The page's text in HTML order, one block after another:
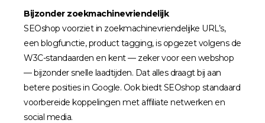
Bijzonder zoekmachinevriendelijk
SEOshop voorziet in zoekmachinevriendelijke URL’s,
een blogfunctie, product tagging, is opgezet volgens de
W3C-standaarden en kent — zeker voor een webshop
— bijzonder snelle laadtijden. Dat alles draagt bij aan
betere posities in Google. Ook biedt SEOshop standaard
voorbereide koppelingen met affiliate netwerken en
social media.